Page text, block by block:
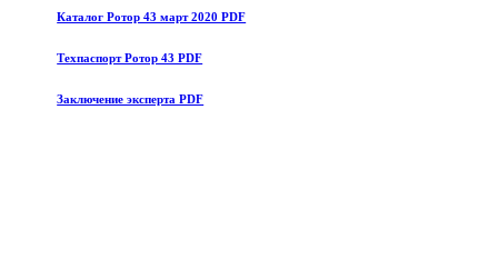
Каталог Ротор 43 март 2020 PDF
Техпаспорт Ротор 43 PDF
Заключение эксперта PDF